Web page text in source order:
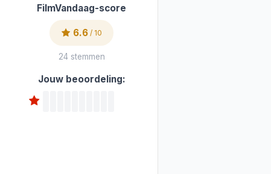
FilmVandaag-score
6.6/ 10
24 stemmen
Jouw beoordeling: